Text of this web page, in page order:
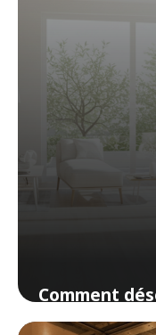
Comment
sans tout